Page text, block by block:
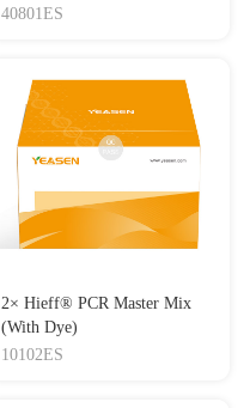
Lipo3000转染试剂
40801ES
2× Hieff® PCR Master Mix
(With Dye)
10102ES